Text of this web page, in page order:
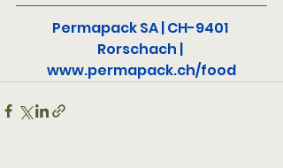
Permapack SA | CH-9401
Rorschach |
www.permapack.ch/food